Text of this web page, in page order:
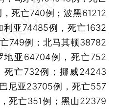
死亡740例；波黑61212
亚74485例，死亡1632
749例；北马其顿38782
地亚64704例，死亡752
亡732例；挪威24243
尼亚23705例，死亡557
死亡351例；黑山22379